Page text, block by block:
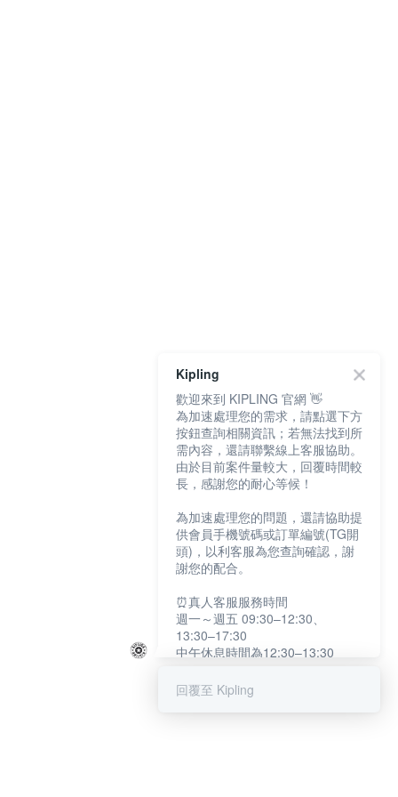
Kipling
歡迎來到 KIPLING 官網 👋
為加速處理您的需求，請點選下方
按鈕查詢相關資訊；若無法找到所
需內容，還請聯繫線上客服協助。
由於目前案件量較大，回覆時間較
長，感謝您的耐心等候！
為加速處理您的問題，還請協助提
供會員手機號碼或訂單編號(TG開
頭)，以利客服為您查詢確認，謝
謝您的配合。
⏰真人客服服務時間
週一～週五 09:30–12:30、
13:30–17:30
中午休息時間為12:30–13:30
提醒您：系統會自動已讀訊息，如
回覆至 Kipling